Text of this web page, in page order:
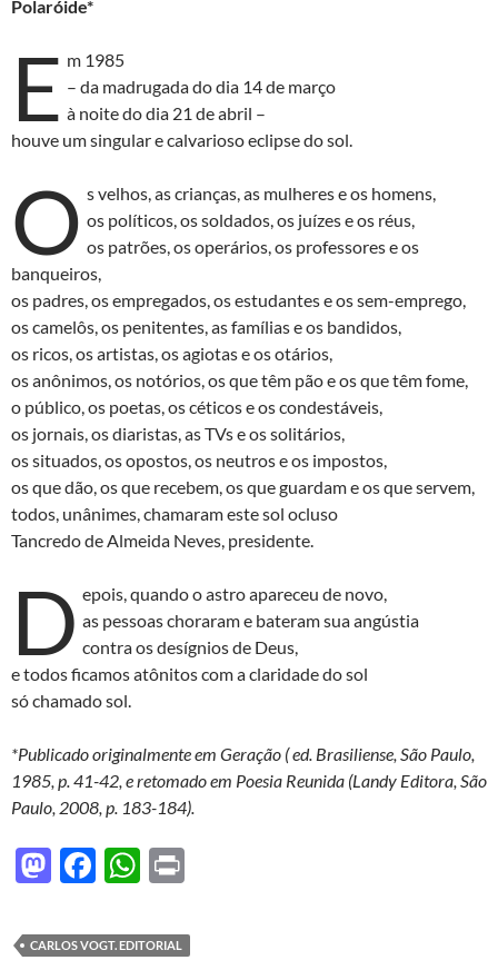
n o
k
p
p
Polaróide*
E m 1985
– da madrugada do dia 14 de março
à noite do dia 21 de abril –
houve um singular e calvarioso eclipse do sol.
O s velhos, as crianças, as mulheres e os homens,
os políticos, os soldados, os juízes e os réus,
os patrões, os operários, os professores e os
banqueiros,
os padres, os empregados, os estudantes e os sem-emprego,
os camelôs, os penitentes, as famílias e os bandidos,
os ricos, os artistas, os agiotas e os otários,
os anônimos, os notórios, os que têm pão e os que têm fome,
o público, os poetas, os céticos e os condestáveis,
os jornais, os diaristas, as TVs e os solitários,
os situados, os opostos, os neutros e os impostos,
os que dão, os que recebem, os que guardam e os que servem,
todos, unânimes, chamaram este sol ocluso
Tancredo de Almeida Neves, presidente.
D epois, quando o astro apareceu de novo,
as pessoas choraram e bateram sua angústia
contra os desígnios de Deus,
e todos ficamos atônitos com a claridade do sol
só chamado sol.
*Publicado originalmente em Geração ( ed. Brasiliense, São Paulo,
1985, p. 41-42, e retomado em Poesia Reunida (Landy Editora, São
Paulo, 2008, p. 183-184).
M
to
F
e
W
at nt
CARLOS VOGT. EDITORIAL